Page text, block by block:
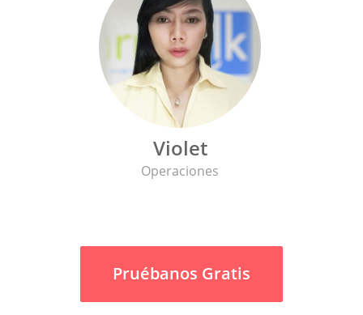
Violet
Operaciones
Pruébanos Gratis